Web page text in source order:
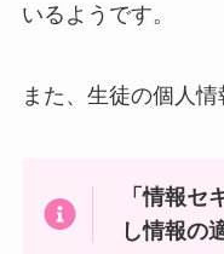
いるようです。
また、生徒の個人
「情報セ
し情報の